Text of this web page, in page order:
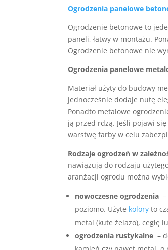
Ogrodzenia panelowe
Ogrodzenie betonowe to
paneli, łatwy w montażu.
Ogrodzenie betonowe nie
Ogrodzenia panelowe
Materiał użyty do budowy
jednocześnie dodaje nutę
Ponadto metalowe
ją przed rdzą. Jeśli pojawi
warstwę farby w celu
Rodzaje ogrodzeń w
nawiązują do rodzaju
aranżacji ogrodu można
nowoczesne ogrodzenia
poziomo. Użyte kolory to
metal (kute żelazo), cegłę
ogrodzenia rustykalne –